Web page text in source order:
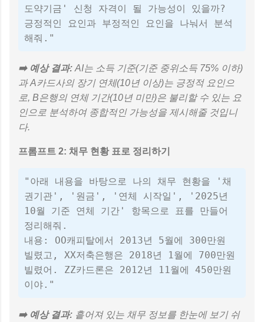
도약기금' 신청 자격이 될 가능성이 있을까?
긍정적인 요인과 부정적인 요인을 나눠서 분석
해줘."
➡️ 예상 결과: AI는 소득 기준(기준 중위소득 75% 이하)
과 A카드사의 장기 연체(10년 이상)는 긍정적 요인으
로, B은행의 연체 기간(10년 미만)은 불리할 수 있는 요
인으로 분석하여 종합적인 가능성을 제시해줄 것입니
다.
프롬프트 2: 채무 현황 표로 정리하기
"아래 내용을 바탕으로 나의 채무 현황을 '채
권기관', '원금', '연체 시작일', '2025년
10월 기준 연체 기간' 항목으로 표를 만들어
정리해줘.
내용: OO캐피탈에서 2013년 5월에 300만원
빌렸고, XX저축은행은 2018년 1월에 700만원
빌렸어. ZZ카드론은 2012년 11월에 450만원
이야."
➡️ 예상 결과: 흩어져 있는 채무 정보를 한눈에 보기 쉬